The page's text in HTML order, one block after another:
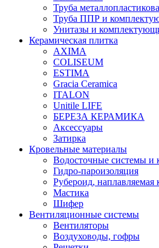
Труба
Труба ППР и
Унитазы и
Керамическая плитка
AXIMA
COLISEUM
ESTIMA
Gracia Ceramica
ITALON
Unitile LIFE
БЕРЕЗА КЕРАМИКА
Аксессуары
Затирка
Кровельные материалы
Водосточные системы и
Гидро-пароизоляция
Рубероид, наплавляемая
Мастика
Шифер
Вентиляционные системы
Вентиляторы
Воздуховоды, гофры